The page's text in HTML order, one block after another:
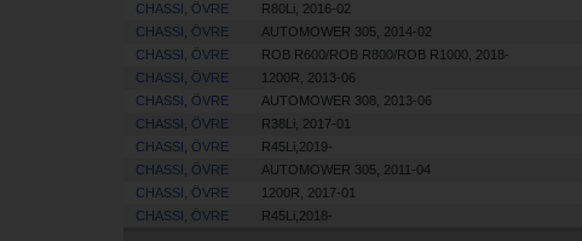
CHASSI, ÖVRE R80Li, 2016-02
CHASSI, ÖVRE
AUTOMOWER 305, 2014-02
CHASSI, ÖVRE
ROB R600/ROB R800/ROB R1000, 2018-
CHASSI, ÖVRE
1200R, 2013-06
CHASSI, ÖVRE
AUTOMOWER 308, 2013-06
CHASSI, ÖVRE
R38Li, 2017-01
CHASSI, ÖVRE
R45Li,2019-
CHASSI, ÖVRE
AUTOMOWER 305, 2011-04
CHASSI, ÖVRE
1200R, 2017-01
CHASSI, ÖVRE
R45Li,2018-